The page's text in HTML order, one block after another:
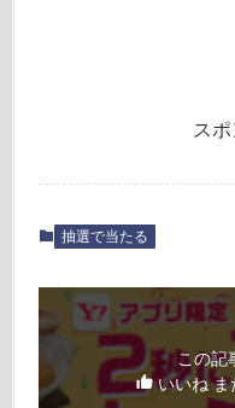
ス
抽選で当たる
この記
いいね ま